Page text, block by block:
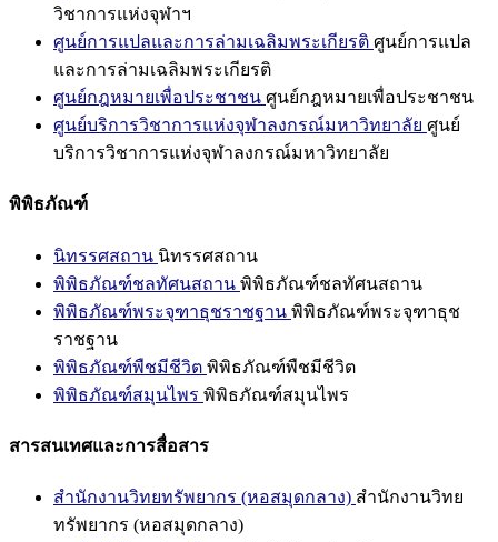
วิชาการแห่งจุฬาฯ
ศูนย์การแปลและการล่ามเฉลิมพระเกียรติ ศูนย์การแปล
และการล่ามเฉลิมพระเกียรติ
ศูนย์กฎหมายเพื่อประชาชน ศูนย์กฎหมายเพื่อประชาชน
ศูนย์บริการวิชาการแห่งจุฬาลงกรณ์มหาวิทยาลัย ศูนย์
บริการวิชาการแห่งจุฬาลงกรณ์มหาวิทยาลัย
พิพิธภัณฑ์
นิทรรศสถาน นิทรรศสถาน
พิพิธภัณฑ์ชลทัศนสถาน พิพิธภัณฑ์ชลทัศนสถาน
พิพิธภัณฑ์พระจุฑาธุชราชฐาน พิพิธภัณฑ์พระจุฑาธุช
ราชฐาน
พิพิธภัณฑ์พืชมีชีวิต พิพิธภัณฑ์พืชมีชีวิต
พิพิธภัณฑ์สมุนไพร พิพิธภัณฑ์สมุนไพร
สารสนเทศและการสื่อสาร
สำนักงานวิทยทรัพยากร (หอสมุดกลาง) สำนักงานวิทย
ทรัพยากร (หอสมุดกลาง)